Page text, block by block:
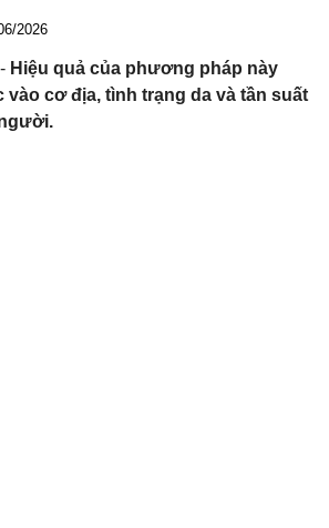
2026
- Hiệu quả của phương pháp này
cơ địa, tình trạng da và tần suất